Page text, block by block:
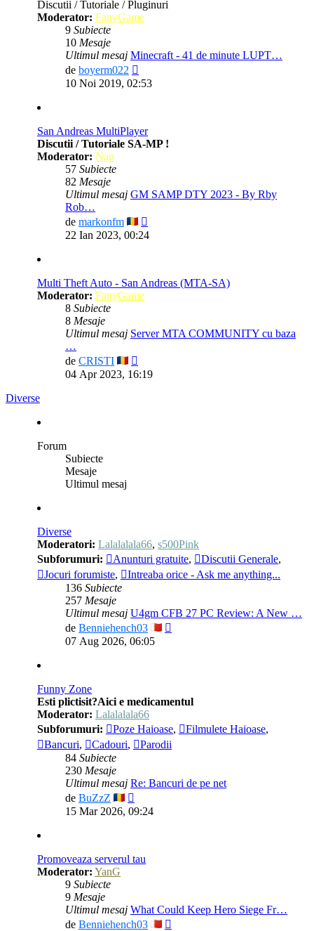
Discutii / Tutoriale / Pluginuri
Moderator: FanyGame
9 Subiecte
10 Mesaje
Ultimul mesaj Minecraft - 41 de minute LUPT…
de boyerm022
ultimul
10 Noi 2019, 02:53
San Andreas MultiPlayer
Discutii / Tutoriale SA-MP !
Moderator: Nap
57 Subiecte
82 Mesaje
Ultimul mesaj GM SAMP DTY 2023 - By Rby
Rob…
de markonfm
ultimul
22 Ian 2023, 00:24
Multi Theft Auto - San Andreas (MTA-SA)
Moderator: FanyGame
8 Subiecte
8 Mesaje
Ultimul mesaj Server MTA COMMUNITY cu baza
…
de CRISTI
ultimul
04 Apr 2023, 16:19
Diverse
Forum
Subiecte
Mesaje
Ultimul mesaj
Diverse
Moderatori: Lalalalala66, s500Pink
Subforumuri:
Anunturi gratuite, Discutii Generale,
Jocuri forumiste,
Intreaba orice - Ask me anything...
136 Subiecte
257 Mesaje
Ultimul mesaj U4gm CFB 27 PC Review: A New …
de Benniehench03
07 Aug 2026, 06:05
Funny Zone
Esti plictisit?Aici e medicamentul
Moderator: Lalalalala66
Subforumuri:
Poze Haioase, Filmulete Haioase,
Bancuri, Cadouri,
Parodii
84 Subiecte
230 Mesaje
Ultimul mesaj Re: Bancuri de pe net
de BuZzZ
ultimul
15 Mar 2026, 09:24
Promoveaza serverul tau
Moderator: YanG
9 Subiecte
9 Mesaje
Ultimul mesaj What Could Keep Hero Siege Fr…
de Benniehench03